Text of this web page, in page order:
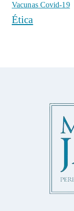
Vacunas Covid-19
Ética